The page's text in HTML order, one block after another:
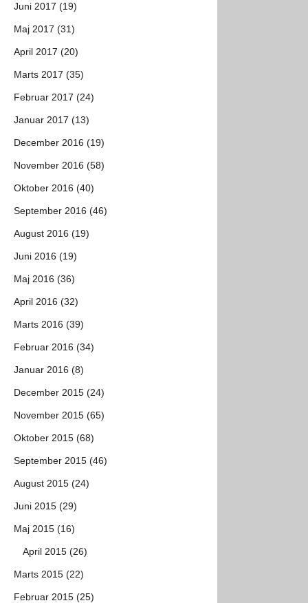
Juni 2017 (19)
Maj 2017 (31)
April 2017 (20)
Marts 2017 (35)
Februar 2017 (24)
Januar 2017 (13)
December 2016 (19)
November 2016 (58)
Oktober 2016 (40)
September 2016 (46)
August 2016 (19)
Juni 2016 (19)
Maj 2016 (36)
April 2016 (32)
Marts 2016 (39)
Februar 2016 (34)
Januar 2016 (8)
December 2015 (24)
November 2015 (65)
Oktober 2015 (68)
September 2015 (46)
August 2015 (24)
Juni 2015 (29)
Maj 2015 (16)
April 2015 (26)
Marts 2015 (22)
Februar 2015 (25)